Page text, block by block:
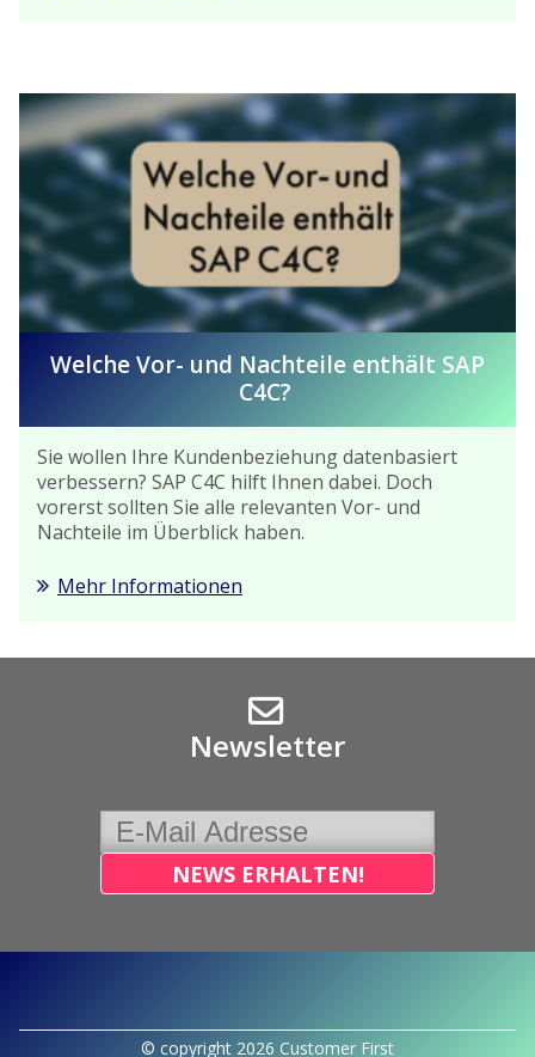
Welche Vor- und Nachteile enthält SAP
C4C?
Sie wollen Ihre Kundenbeziehung datenbasiert
verbessern? SAP C4C hilft Ihnen dabei. Doch
vorerst sollten Sie alle relevanten Vor- und
Nachteile im Überblick haben.
Mehr Informationen
Newsletter
© copyright 2026 Customer First